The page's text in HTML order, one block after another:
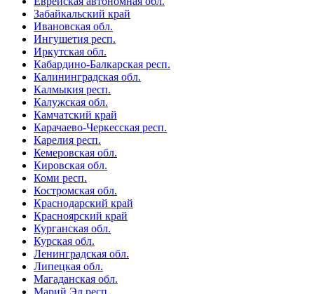
Забайкальский край
Ивановская обл.
Ингушетия респ.
Иркутская обл.
Кабардино-Балкарская респ.
Калининградская обл.
Калмыкия респ.
Калужская обл.
Камчатский край
Карачаево-Черкесская респ.
Карелия респ.
Кемеровская обл.
Кировская обл.
Коми респ.
Костромская обл.
Краснодарский край
Красноярский край
Курганская обл.
Курская обл.
Ленинградская обл.
Липецкая обл.
Магаданская обл.
Марий Эл респ.